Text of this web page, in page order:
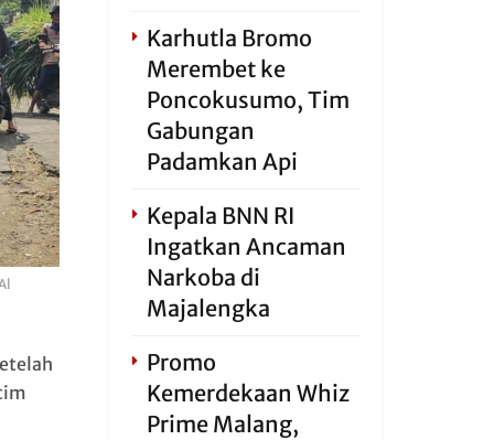
Karhutla Bromo
Merembet ke
Poncokusumo, Tim
Gabungan
Padamkan Api
Kepala BNN RI
Ingatkan Ancaman
Narkoba di
Majalengka
Promo
Kemerdekaan Whiz
Prime Malang,